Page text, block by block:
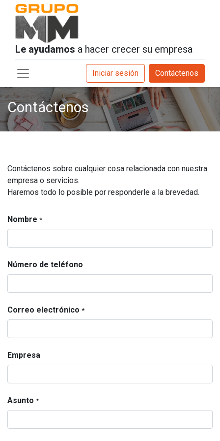
Le ayudamos a hacer crecer su empresa
Iniciar sesión Contáctenos
Contáctenos
Contáctenos sobre cualquier cosa relacionada con nuestra
empresa o servicios.
Haremos todo lo posible por responderle a la brevedad.
Nombre *
Número de teléfono
Correo electrónico *
Empresa
Asunto *